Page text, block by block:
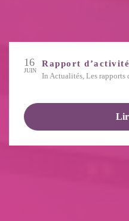
16
JUIN
Rapport
in Actualités, Les rapports